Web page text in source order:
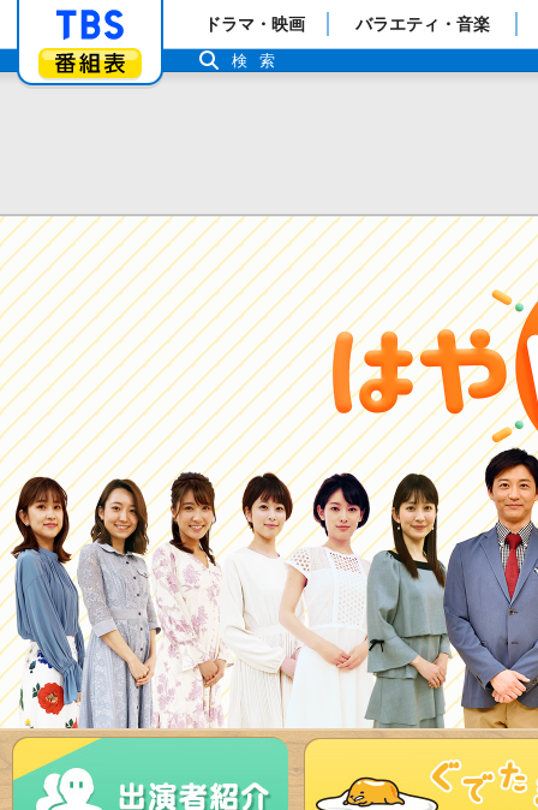
「TBSテレビ」トップページ
番組表
ドラマ・映画 バラエティ・音楽
検索